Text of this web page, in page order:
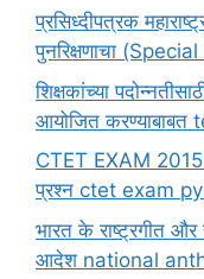
प्रसिध्दीपत्रक
पुनरिक्षणाचा
शिक्षकांच्या
आयोजित
CTET EXAM 2015
प्रश्न ctet exam
भारत के राष्ट्रगीत
आदेश national